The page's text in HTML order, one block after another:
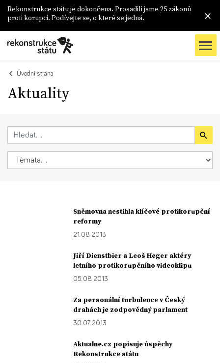
Rekonstrukce státu je dokončena. Prosadili jsme 25 zákonů
proti korupci. Podívejte se, o které se jedná.
Úvodní strana
Aktuality
Sněmovna nestihla klíčové protikorupční
reformy
21. 08. 2013
Jiří Dienstbier a Leoš Heger aktéry
letního protikorupčního videoklipu
05. 08. 2013
Za personální turbulence v Český
drahách je zodpovědný parlament
30. 07. 2013
Aktualne.cz popisuje úspěchy
Rekonstrukce státu